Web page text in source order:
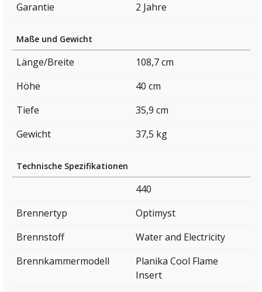
Garantie
2 Jahre
Maße und Gewicht
Länge/Breite
108,7 cm
Höhe
40 cm
Tiefe
35,9 cm
Gewicht
37,5 kg
Technische Spezifikationen
440
Brennertyp
Optimyst
Brennstoff
Water and Electricity
Brennkammermodell
Planika Cool Flame
Insert